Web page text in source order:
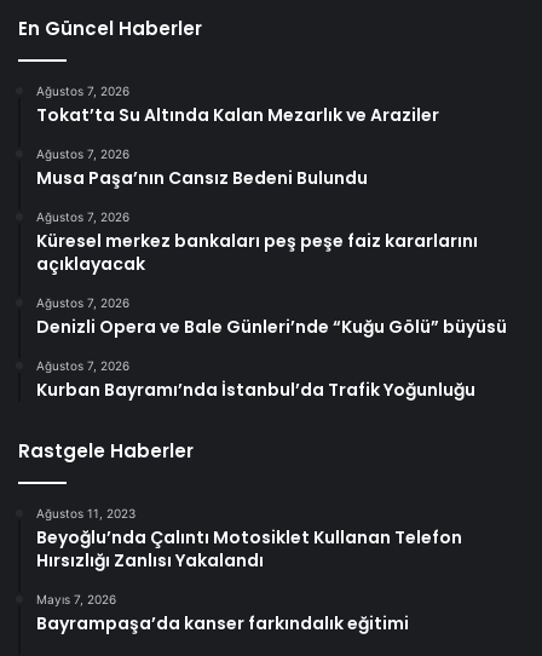
En Güncel Haberler
Ağustos 7, 2026
Tokat’ta Su Altında Kalan Mezarlık ve Araziler
Ağustos 7, 2026
Musa Paşa’nın Cansız Bedeni Bulundu
Ağustos 7, 2026
Küresel merkez bankaları peş peşe faiz kararlarını
açıklayacak
Ağustos 7, 2026
Denizli Opera ve Bale Günleri’nde “Kuğu Gölü” büyüsü
Ağustos 7, 2026
Kurban Bayramı’nda İstanbul’da Trafik Yoğunluğu
Rastgele Haberler
Ağustos 11, 2023
Beyoğlu’nda Çalıntı Motosiklet Kullanan Telefon
Hırsızlığı Zanlısı Yakalandı
Mayıs 7, 2026
Bayrampaşa’da kanser farkındalık eğitimi